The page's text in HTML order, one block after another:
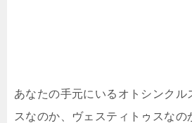
あなたの手元にいるオトシンクル
スなのか、ヴェスティトゥスなの